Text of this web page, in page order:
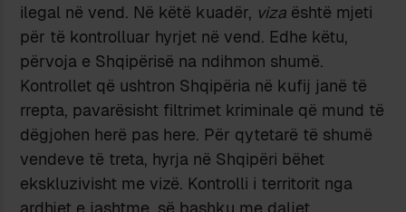
ilegal në vend. Në këtë kuadër, viza është mjeti
për të kontrolluar hyrjet në vend. Edhe këtu,
përvoja e Shqipërisë na ndihmon shumë.
Kontrollet që ushtron Shqipëria në kufij janë të
rrepta, pavarësisht filtrimet kriminale që mund të
dëgjohen herë pas here. Për qytetarë të shumë
vendeve të treta, hyrja në Shqipëri bëhet
ekskluzivisht me vizë. Kontrolli i territorit nga